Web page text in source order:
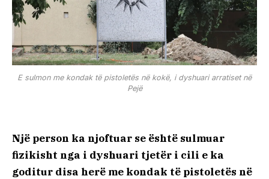
E sulmon me kondak të pistoletës në kokë, i dyshuari arratiset në
Pejë
Një person ka njoftuar se është sulmuar
fizikisht nga i dyshuari tjetër i cili e ka
goditur disa herë me kondak të pistoletës në